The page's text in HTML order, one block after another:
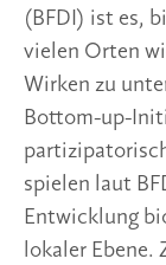
(BFDI) ist es,
vielen Orten
Wirken zu
Bottom-up-
spielen laut
Entwicklung
lokaler Ebene.